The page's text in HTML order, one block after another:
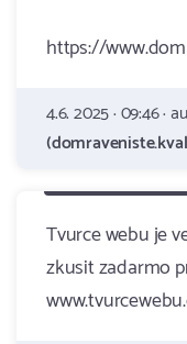
https://
4.6. 2025 · 09:46 ·
Tvurce webu je
zkusit zadarmo